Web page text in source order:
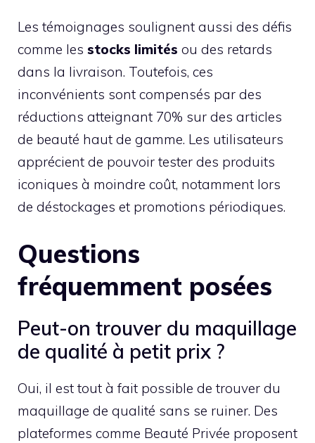
Les témoignages soulignent aussi des défis
comme les stocks limités ou des retards
dans la livraison. Toutefois, ces
inconvénients sont compensés par des
réductions atteignant 70% sur des articles
de beauté haut de gamme. Les utilisateurs
apprécient de pouvoir tester des produits
iconiques à moindre coût, notamment lors
de déstockages et promotions périodiques.
Questions
fréquemment posées
Peut-on trouver du maquillage
de qualité à petit prix ?
Oui, il est tout à fait possible de trouver du
maquillage de qualité sans se ruiner. Des
plateformes comme Beauté Privée proposent